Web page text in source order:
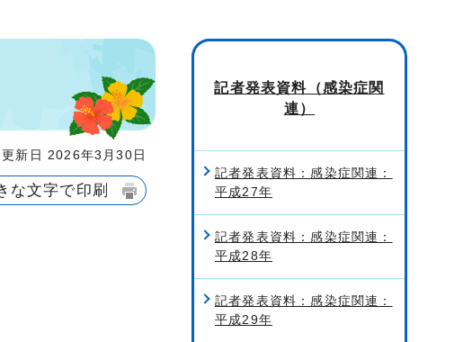
新日 2026年3月30日
な文字で印刷
記者発表資料（感染症関
連）
記者発表資料：感染症関連：
平成27年
記者発表資料：感染症関連：
平成28年
記者発表資料：感染症関連：
平成29年